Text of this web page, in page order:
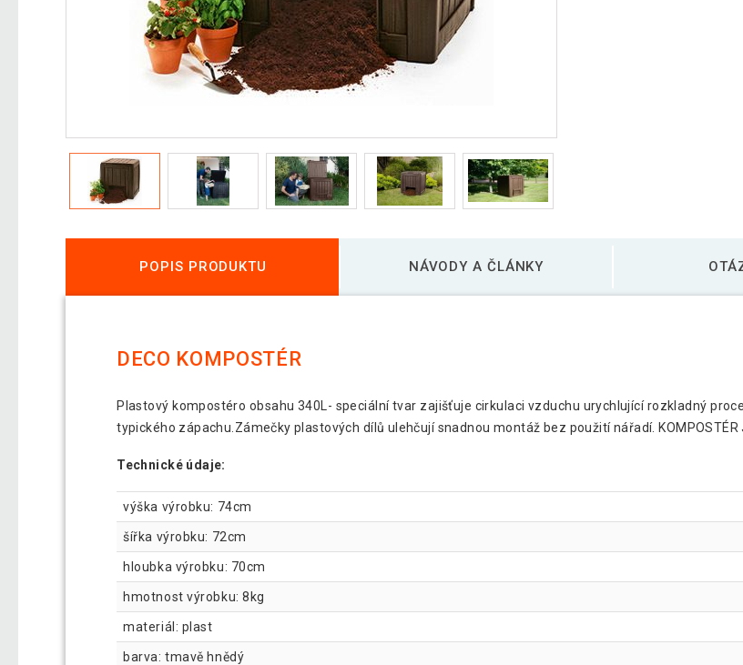
POPIS PRODUKTU NÁVODY A ČLÁNKY
DECO KOMPOSTÉR
Plastový kompostéro obsahu 340L- speciální tvar zajišťuje cirkulaci vzduchu urychlující rozkladný
typického zápachu.Zámečky plastových dílů ulehčují snadnou montáž bez použití nářadí. KOMPOSTÉR
Technické údaje:
výška výrobku: 74cm
šířka výrobku: 72cm
hloubka výrobku: 70cm
hmotnost výrobku: 8kg
materiál: plast
barva: tmavě hnědý